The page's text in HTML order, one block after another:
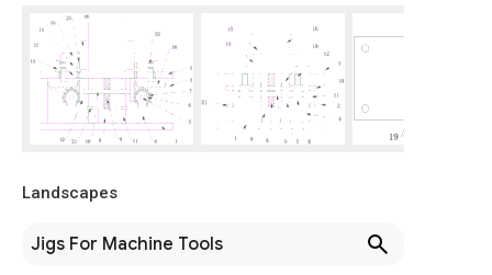
Landscapes
Jigs For Machine Tools